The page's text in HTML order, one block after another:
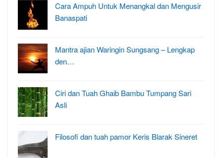
Cara Ampuh Untuk Menangkal dan Mengusir
Banaspati
Mantra ajian Waringin Sungsang – Lengkap
den…
Ciri dan Tuah Ghaib Bambu Tumpang Sari
Asli
Filosofi dan tuah pamor Keris Blarak Sineret